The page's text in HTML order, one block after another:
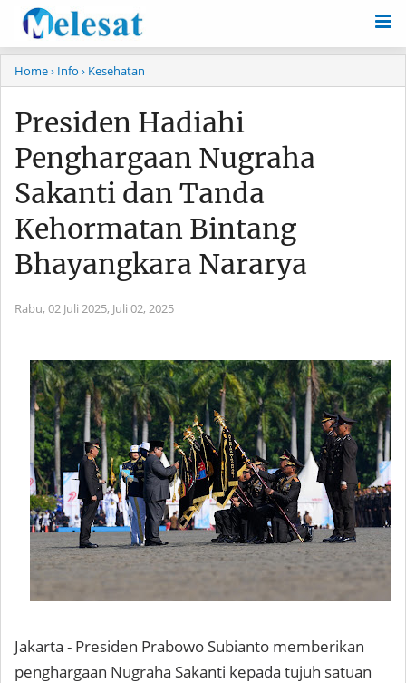
Home› Info › Kesehatan
Presiden Hadiahi
Penghargaan Nugraha
Sakanti dan Tanda
Kehormatan Bintang
Bhayangkara Nararya
Rabu, 02 Juli 2025, Juli 02, 2025
Jakarta - Presiden Prabowo Subianto memberikan
penghargaan Nugraha Sakanti kepada tujuh satuan